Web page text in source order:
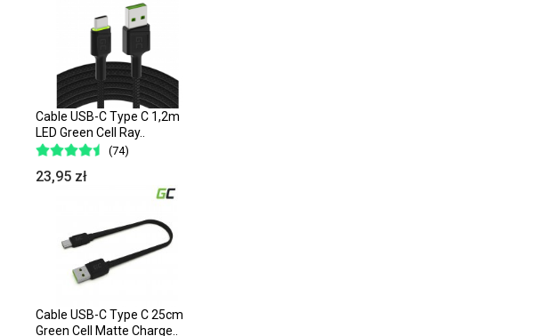
Cable USB-C Type C 1,2m
LED Green Cell Ray..
(74)
23,95 zł
Cable USB-C Type C 25cm
Green Cell Matte Charge..